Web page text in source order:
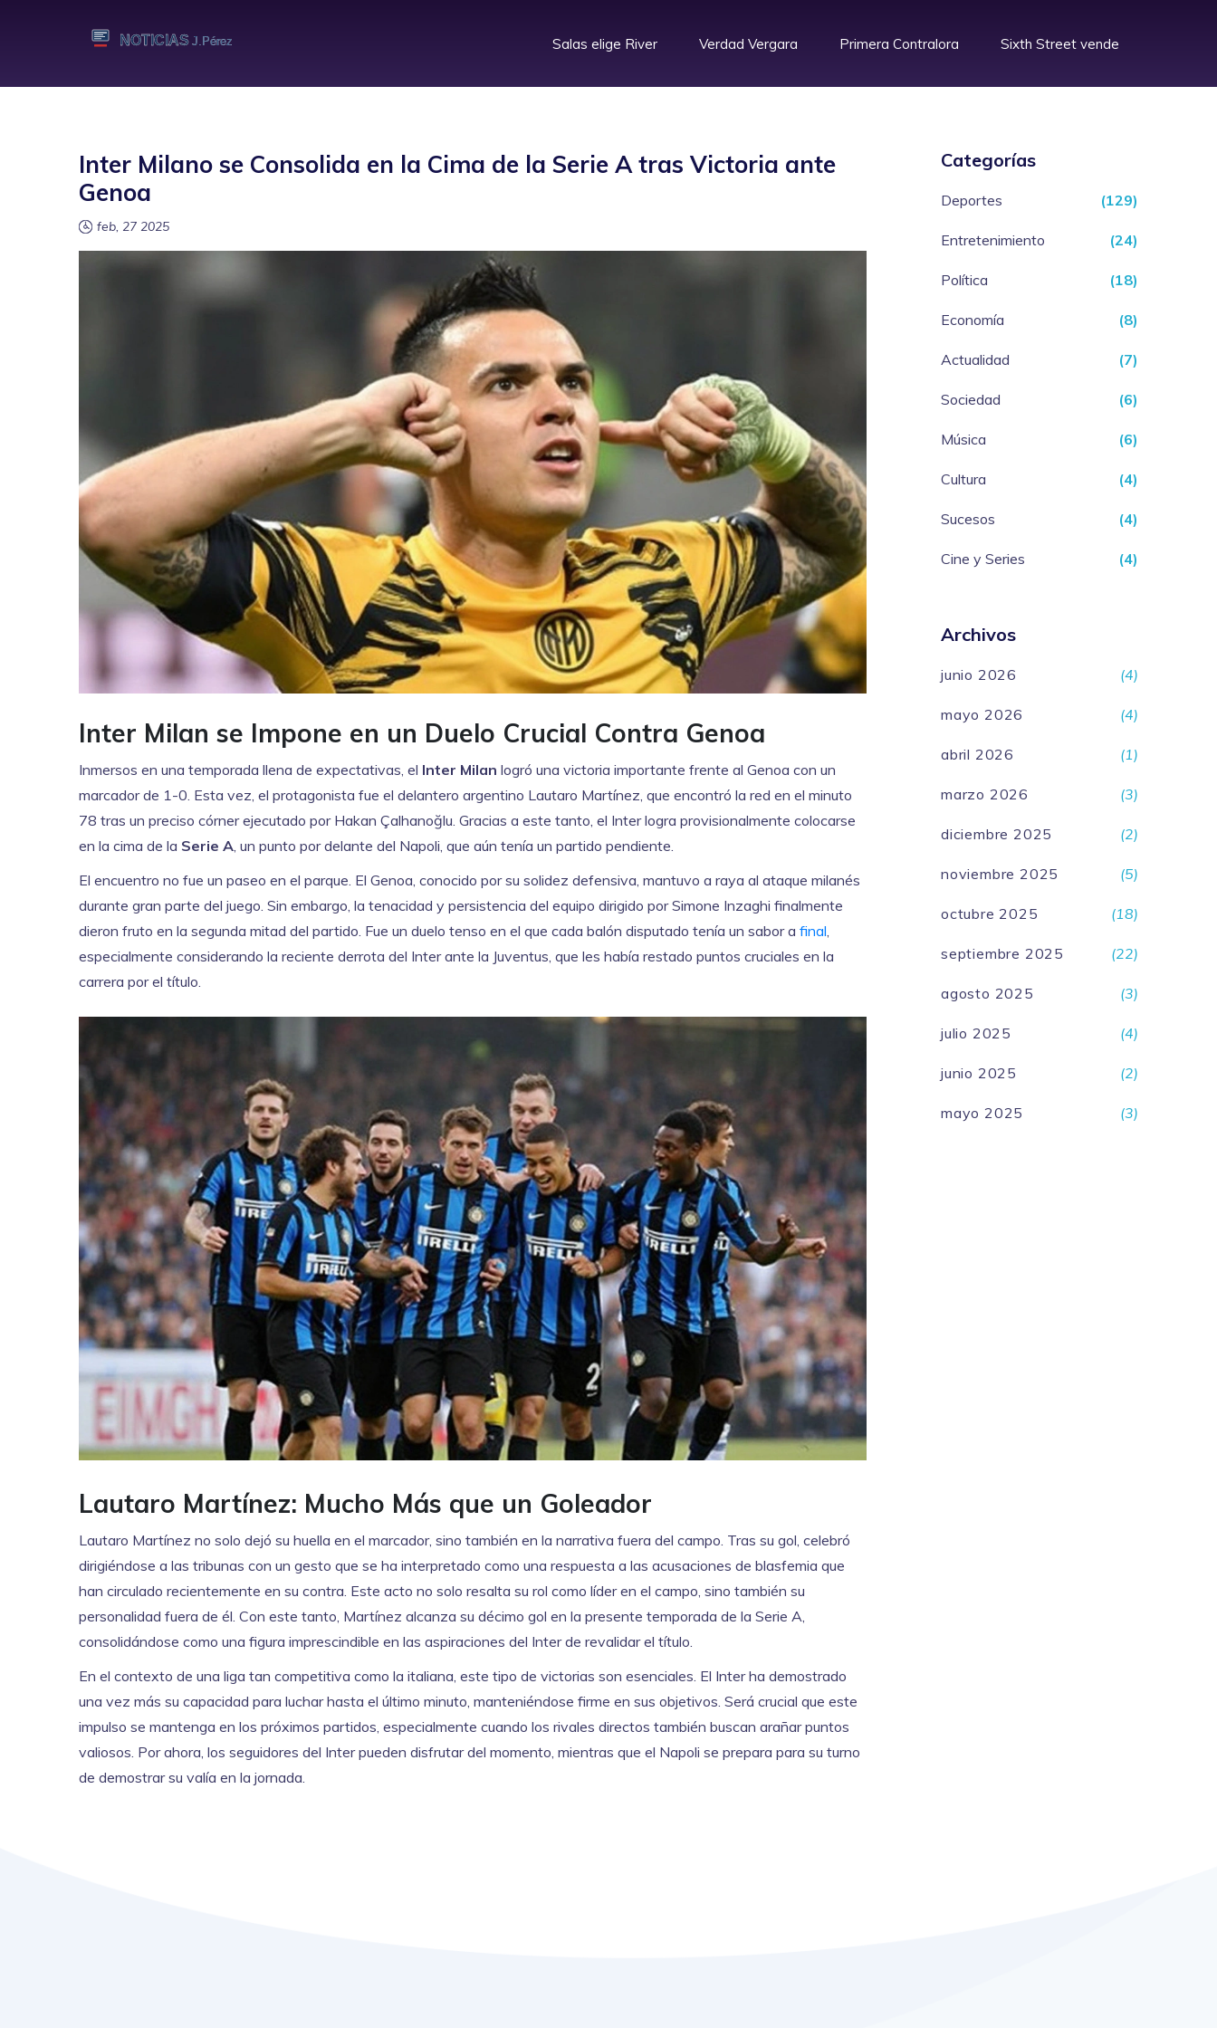
Salas elige River Verdad Vergara Primera Contralora Sixth Street vende
Inter Milano se Consolida en la Cima de la Serie A tras Victoria ante
Genoa
feb, 27 2025
Inter Milan se Impone en un Duelo Crucial Contra Genoa
Inmersos en una temporada llena de expectativas, el Inter Milan logró una victoria importante frente al Genoa con un
marcador de 1-0. Esta vez, el protagonista fue el delantero argentino Lautaro Martínez, que encontró la red en el minuto
78 tras un preciso córner ejecutado por Hakan Çalhanoğlu. Gracias a este tanto, el Inter logra provisionalmente colocarse
en la cima de la Serie A, un punto por delante del Napoli, que aún tenía un partido pendiente.
El encuentro no fue un paseo en el parque. El Genoa, conocido por su solidez defensiva, mantuvo a raya al ataque milanés
durante gran parte del juego. Sin embargo, la tenacidad y persistencia del equipo dirigido por Simone Inzaghi finalmente
dieron fruto en la segunda mitad del partido. Fue un duelo tenso en el que cada balón disputado tenía un sabor a final,
especialmente considerando la reciente derrota del Inter ante la Juventus, que les había restado puntos cruciales en la
carrera por el título.
Lautaro Martínez: Mucho Más que un Goleador
Lautaro Martínez no solo dejó su huella en el marcador, sino también en la narrativa fuera del campo. Tras su gol, celebró
dirigiéndose a las tribunas con un gesto que se ha interpretado como una respuesta a las acusaciones de blasfemia que
han circulado recientemente en su contra. Este acto no solo resalta su rol como líder en el campo, sino también su
personalidad fuera de él. Con este tanto, Martínez alcanza su décimo gol en la presente temporada de la Serie A,
consolidándose como una figura imprescindible en las aspiraciones del Inter de revalidar el título.
En el contexto de una liga tan competitiva como la italiana, este tipo de victorias son esenciales. El Inter ha demostrado
una vez más su capacidad para luchar hasta el último minuto, manteniéndose firme en sus objetivos. Será crucial que este
impulso se mantenga en los próximos partidos, especialmente cuando los rivales directos también buscan arañar puntos
valiosos. Por ahora, los seguidores del Inter pueden disfrutar del momento, mientras que el Napoli se prepara para su turno
de demostrar su valía en la jornada.
Categorías
Deportes (129)
Entretenimiento (24)
Política (18)
Economía (8)
Actualidad (7)
Sociedad (6)
Música (6)
Cultura (4)
Sucesos (4)
Cine y Series (4)
Archivos
junio 2026 (4)
mayo 2026 (4)
abril 2026 (1)
marzo 2026 (3)
diciembre 2025 (2)
noviembre 2025 (5)
octubre 2025 (18)
septiembre 2025 (22)
agosto 2025 (3)
julio 2025 (4)
junio 2025 (2)
mayo 2025 (3)